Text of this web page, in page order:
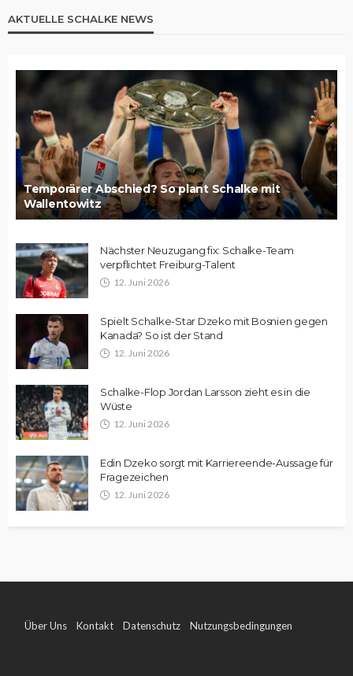
AKTUELLE SCHALKE NEWS
Temporärer Abschied? So plant Schalke mit
Wallentowitz
Nächster Neuzugang fix: Schalke-Team
verpflichtet Freiburg-Talent
12. Juni 2026
Spielt Schalke-Star Dzeko mit Bosnien gegen
Kanada? So ist der Stand
12. Juni 2026
Schalke-Flop Jordan Larsson zieht es in die
Wüste
12. Juni 2026
Edin Dzeko sorgt mit Karriereende-Aussage für
Fragezeichen
12. Juni 2026
Über Uns Kontakt Datenschutz Nutzungsbedingungen